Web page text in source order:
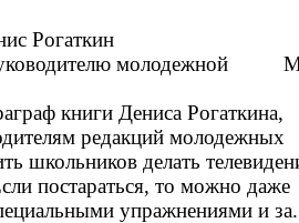
Рогаткин
книги Дениса Рогаткина,
редакций молодежных
школьников делать
постараться, то можно даже
упражнениями и